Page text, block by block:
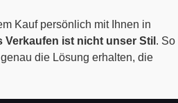
Kauf persönlich mit Ihnen in
Verkaufen ist nicht unser Stil . So
die Lösung erhalten, die